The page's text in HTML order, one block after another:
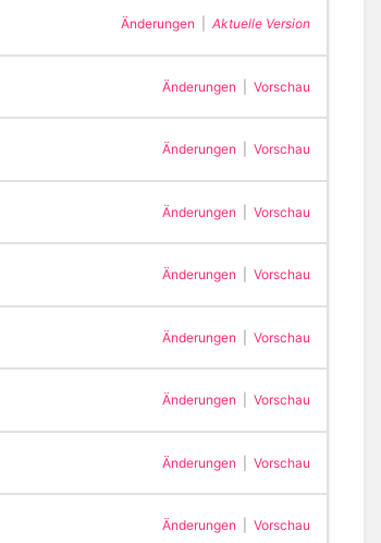
Änderungen Aktuelle Version
Änderungen Vorschau
Änderungen Vorschau
Änderungen Vorschau
Änderungen Vorschau
Änderungen Vorschau
Änderungen Vorschau
Änderungen Vorschau
Änderungen Vorschau